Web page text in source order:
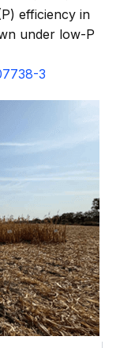
efficiency in
under low-P
3